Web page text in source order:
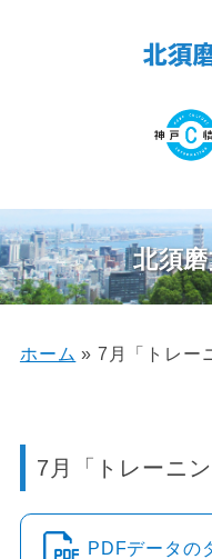
北須
ホーム » 7月「トレー
7月「トレーニ
PDFデータの